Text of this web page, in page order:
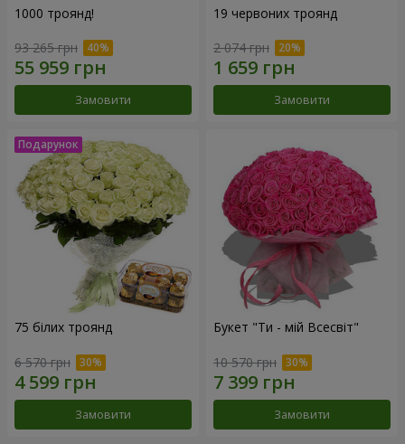
1000 троянд!
93 265 грн
Замовити
19 червоних троянд
2 074 грн
Замовити
75 білих троянд
6 570 грн
Замовити
Букет "Ти - мій Всесвіт"
10 570 грн
Замовити